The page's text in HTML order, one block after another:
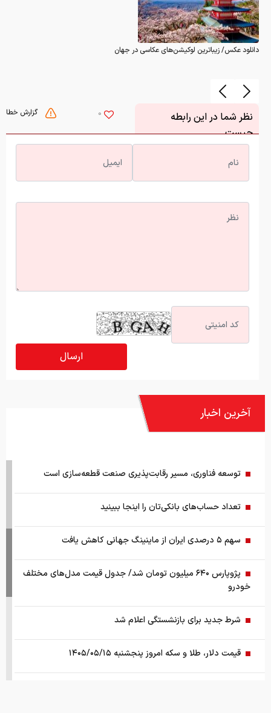
دانلود عکس/ زیباترین لوکیشن‌های عکاسی در جهان
گزارش خطا 0
نظر شما در این رابطه
چیست
آخرین اخبار
توسعه فناوری، مسیر رقابت‌پذیری صنعت قطعه‌سازی است
تعداد حساب‌های بانکی‌تان را اینجا ببینید
سهم ۵ درصدی ایران از ماینینگ جهانی کاهش یافت
پژوپارس ۶۴۰ میلیون تومان شد/ جدول قیمت مدل‌های مختلف
خودرو
شرط جدید برای بازنشستگی اعلام شد
قیمت دلار، طلا و سکه امروز پنجشنبه ۱۴۰۵/۰۵/۱۵